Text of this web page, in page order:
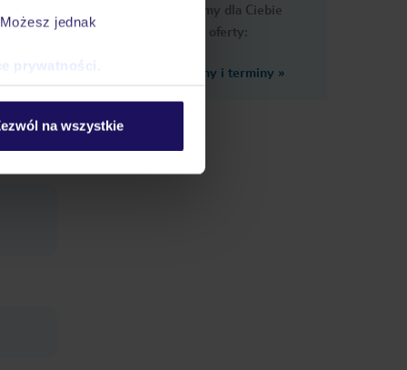
jednak
prywatności
na wszystkie
Przygotowaliśmy dla Ciebie
podobne oferty:
Zobacz inne ceny i terminy »